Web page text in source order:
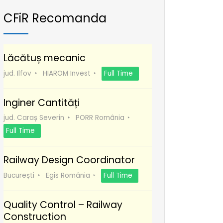
CFiR Recomanda
Lăcătuș mecanic
jud. Ilfov HIAROM Invest Full Time
Inginer Cantități
jud. Caraș Severin
PORR România
Full Time
Railway Design Coordinator
București Egis România Full Time
Quality Control – Railway
Construction